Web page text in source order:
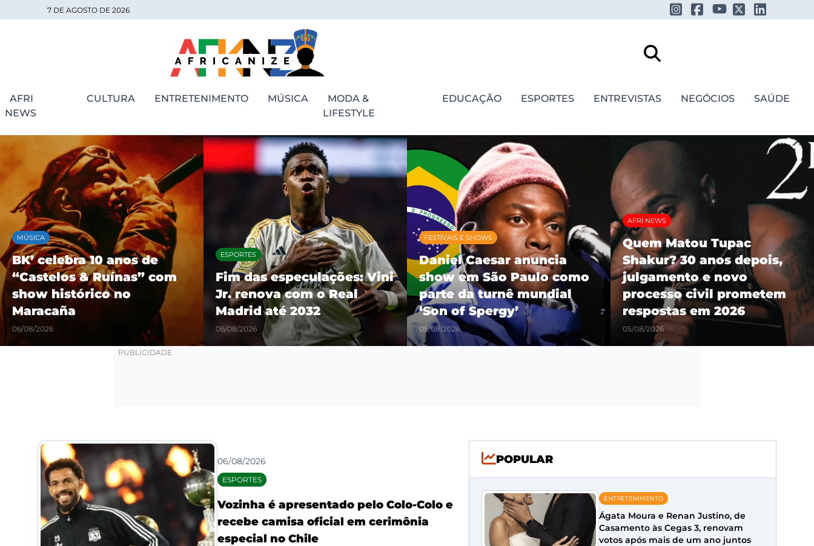
7 DE AGOSTO DE 2026
AFRI
NEWS
CULTURA ENTRETENIMENTO MÚSICA
MODA &
LIFESTYLE
EDUCAÇÃO ESPORTES ENTREVISTAS NEGÓCIOS SAÚDE
MÚSICA
BK’ celebra 10 anos de
“Castelos & Ruínas” com
show histórico no
Maracaña
06/08/2026
ESPORTES
Fim das especulações: Vini
Jr. renova com o Real
Madrid até 2032
06/08/2026
FESTIVAIS E SHOWS
Daniel Caesar anuncia
show em São Paulo como
parte da turnê mundial
‘Son of Spergy’
05/08/2026
AFRI NEWS
Quem Matou Tupac
Shakur? 30 anos depois,
julgamento e novo
processo civil prometem
respostas em 2026
05/08/2026
06/08/2026
ESPORTES
Vozinha é apresentado pelo Colo-Colo e
recebe camisa oficial em cerimônia
especial no Chile
POPULAR
ENTRETENIMENTO
Ágata Moura e Renan Justino, de
Casamento às Cegas 3, renovam
votos após mais de um ano juntos